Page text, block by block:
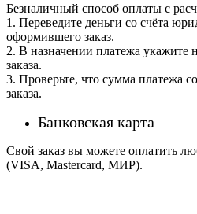
Безналичный способ оплаты с
1. Переведите деньги со счёта
оформившего заказ.
2. В назначении платежа укажите
заказа.
3. Проверьте, что сумма платежа
заказа.
Банковская карта
Свой заказ вы можете оплатить
(VISA, Mastercard, МИР).